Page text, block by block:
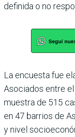
definida o no
La encuesta fue
Asociados entre
muestra de 515
en 47 barrios de
y nivel